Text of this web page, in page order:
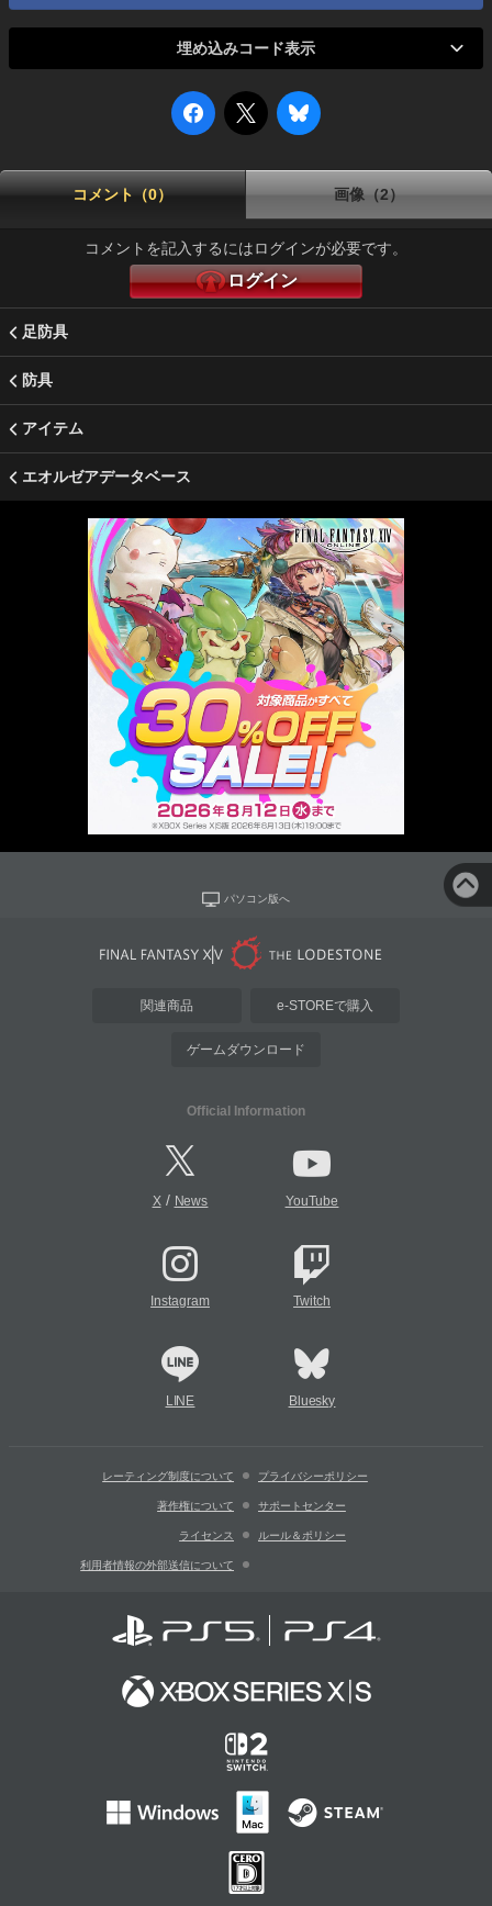
埋め込みコード表示
コメント（0） 画像（2）
コメントを記入するにはログインが必要です。
ログイン
足防具
防具
アイテム
エオルゼアデータベース
パソコン版へ
関連商品 e-STOREで購入
ゲームダウンロード
Official Information
X/ News YouTube
Instagram Twitch
LINE Bluesky
レーティング制度について プライバシーポリシー
著作権について サポートセンター
ライセンス ルール＆ポリシー
利用者情報の外部送信について